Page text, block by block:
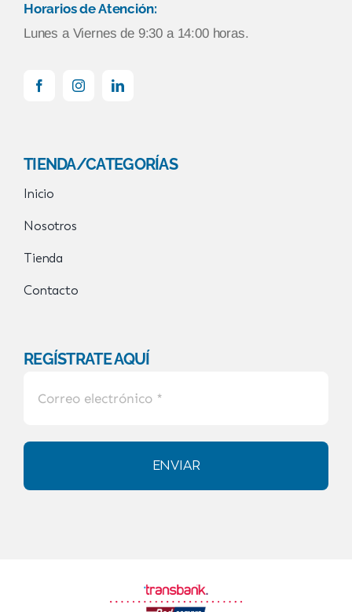
Horarios de Atención:
Lunes a Viernes de 9:30 a 14:00 horas.
TIENDA/CATEGORÍAS
Inicio
Nosotros
Tienda
Contacto
REGÍSTRATE AQUÍ
ENVIAR